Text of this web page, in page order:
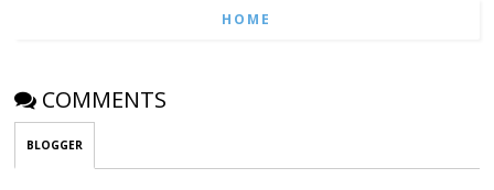
HOME
COMMENTS
BLOGGER